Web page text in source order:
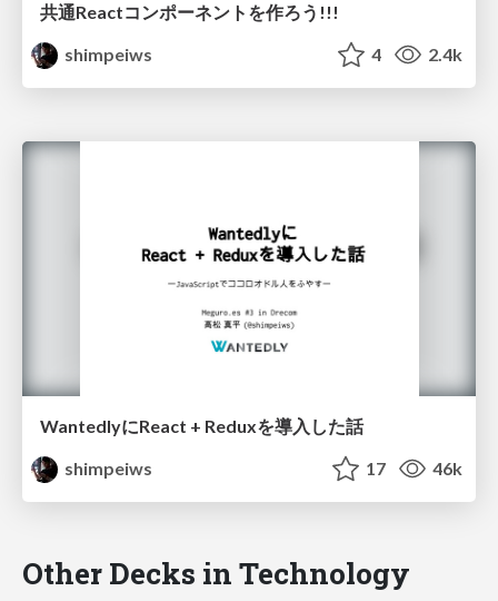
共通Reactコンポーネントを作ろう!!!
shimpeiws
4 2.4k
WantedlyにReact + Reduxを導入した話
shimpeiws
17 46k
Other Decks in Technology